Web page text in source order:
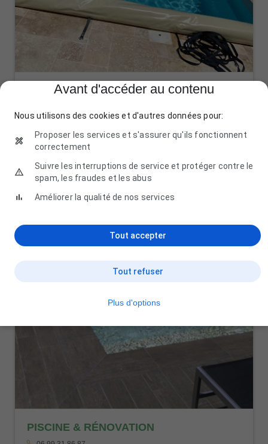
ambiance piscine et spa
04 67 36 14 77
PISCINE & RÉNOVATION
Avant d'accéder au contenu
Nous utilisons des cookies et d'autres données pour:
Proposer les services et s'assurer qu'ils fonctionnent
correctement
Suivre les interruptions de service et protéger contre le
spam, les fraudes et les abus
Améliorer la qualité de nos services
Tout refuser
Tout accepter
Plus d'options